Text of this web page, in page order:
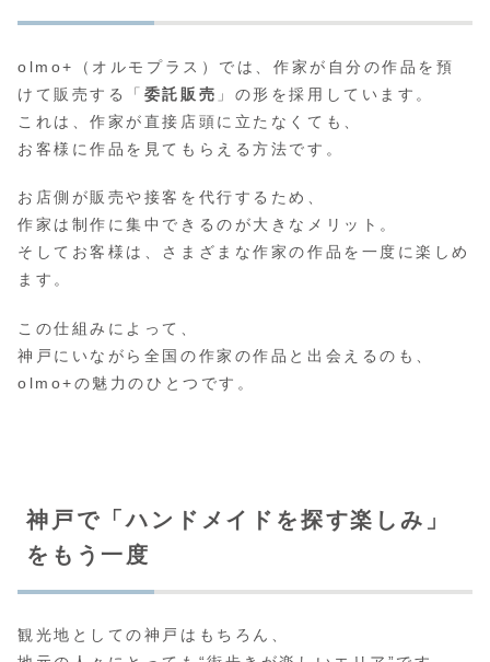
olmo+（オルモプラス）では、作家が自分の作品を預
けて販売する「 委託販売 」の形を採用しています。
これは、作家が直接店頭に立たなくても、
お客様に作品を見てもらえる方法です。
お店側が販売や接客を代行するため、
作家は制作に集中できるのが大きなメリット。
そしてお客様は、さまざまな作家の作品を一度に楽しめ
ます。
この仕組みによって、
神戸にいながら全国の作家の作品と出会えるのも、
olmo+の魅力のひとつです。
神戸で「ハンドメイドを探す楽しみ」
をもう一度
観光地としての神戸はもちろん、